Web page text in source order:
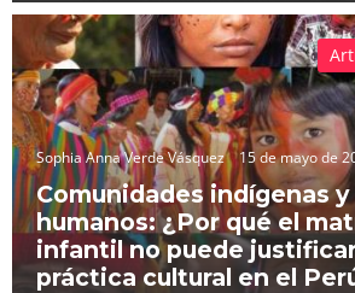
Sophia Anna Verde Vásquez 15 de mayo de
Comunidades indígenas
humanos: ¿Por qué el
infantil no puede
práctica cultural en el